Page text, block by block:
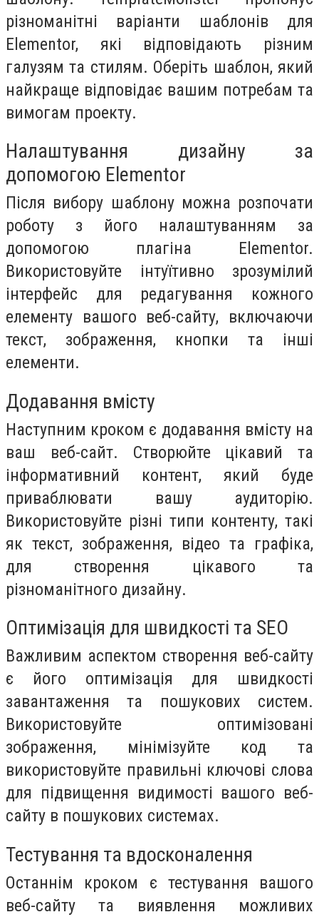
різноманітні варіанти шаблонів для
Elementor, які відповідають різним
галузям та стилям. Оберіть шаблон, який
найкраще відповідає вашим потребам та
вимогам проекту.
Налаштування дизайну за
допомогою Elementor
Після вибору шаблону можна розпочати
роботу з його налаштуванням за
допомогою плагіна Elementor.
Використовуйте інтуїтивно зрозумілий
інтерфейс для редагування кожного
елементу вашого веб-сайту, включаючи
текст, зображення, кнопки та інші
елементи.
Додавання вмісту
Наступним кроком є додавання вмісту на
ваш веб-сайт. Створюйте цікавий та
інформативний контент, який буде
приваблювати вашу аудиторію.
Використовуйте різні типи контенту, такі
як текст, зображення, відео та графіка,
для створення цікавого та
різноманітного дизайну.
Оптимізація для швидкості та SEO
Важливим аспектом створення веб-сайту
є його оптимізація для швидкості
завантаження та пошукових систем.
Використовуйте оптимізовані
зображення, мінімізуйте код та
використовуйте правильні ключові слова
для підвищення видимості вашого веб-
сайту в пошукових системах.
Тестування та вдосконалення
Останнім кроком є тестування вашого
веб-сайту та виявлення можливих